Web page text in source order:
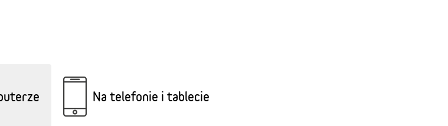
Na telefonie i tablecie